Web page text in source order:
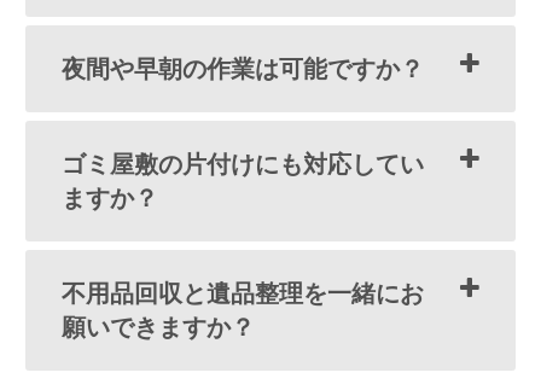
夜間や早朝の作業は可能ですか？
ゴミ屋敷の片付けにも対応してい
ますか？
不用品回収と遺品整理を一緒にお
願いできますか？